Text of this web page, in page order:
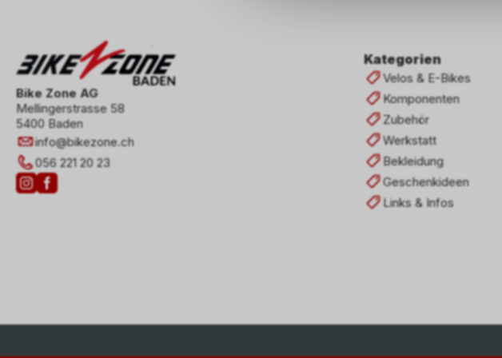
Bike Zone AG
Mellingerstrasse 58
5400 Baden
info@bikezone.ch
056 221 20 23
Kategorien
Velos & E-Bikes
Komponenten
Zubehör
Werkstatt
Bekleidung
Geschenkideen
Links & Infos